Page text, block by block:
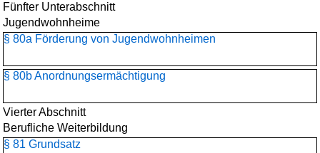
Fünfter Unterabschnitt
Jugendwohnheime
§ 80a Förderung von Jugendwohnheimen
§ 80b Anordnungsermächtigung
Vierter Abschnitt
Berufliche Weiterbildung
§ 81 Grundsatz